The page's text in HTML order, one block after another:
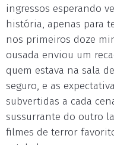
ingressos esperando
história, apenas para
nos primeiros doze
ousada enviou um
quem estava na sala
seguro, e as
subvertidas a cada
sussurrante do outro
filmes de terror